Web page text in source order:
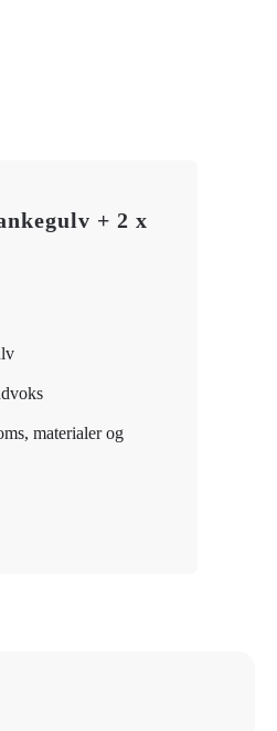
+ 2 x
materialer og